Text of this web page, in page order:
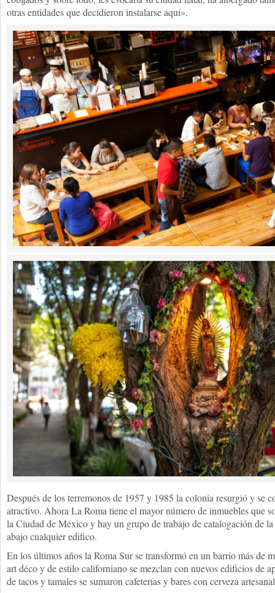
otras entidades que decidieron instalarse aquí».
Después de los terremonos de 1957 y 1985 la colonia resurgió y se
atractivo. Ahora La Roma tiene el mayor número de inmuebles que
la Ciudad de México y hay un grupo de trabajo de catalogación de
abajo cualquier edifico.
En los últimos años la Roma Sur se transformó en un barrio más de
art déco y de estilo californiano se mezclan con nuevos edificios de
de tacos y tamales se sumaron cafeterías y bares con cerveza